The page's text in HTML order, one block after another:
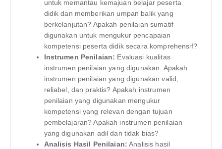
untuk memantau kemajuan belajar peserta
didik dan memberikan umpan balik yang
berkelanjutan? Apakah penilaian sumatif
digunakan untuk mengukur pencapaian
kompetensi peserta didik secara komprehensif?
Instrumen Penilaian: Evaluasi kualitas
instrumen penilaian yang digunakan. Apakah
instrumen penilaian yang digunakan valid,
reliabel, dan praktis? Apakah instrumen
penilaian yang digunakan mengukur
kompetensi yang relevan dengan tujuan
pembelajaran? Apakah instrumen penilaian
yang digunakan adil dan tidak bias?
Analisis Hasil Penilaian: Analisis hasil